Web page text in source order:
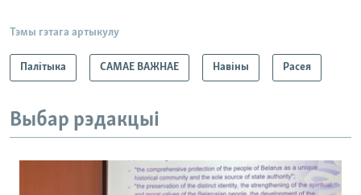
Тэмы гэтага артыкулу
Палітыка САМАЕ ВАЖНАЕ Навіны Расея
Выбар рэдакцыі